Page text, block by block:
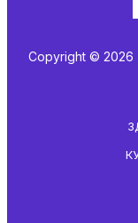
Copyright © 2026